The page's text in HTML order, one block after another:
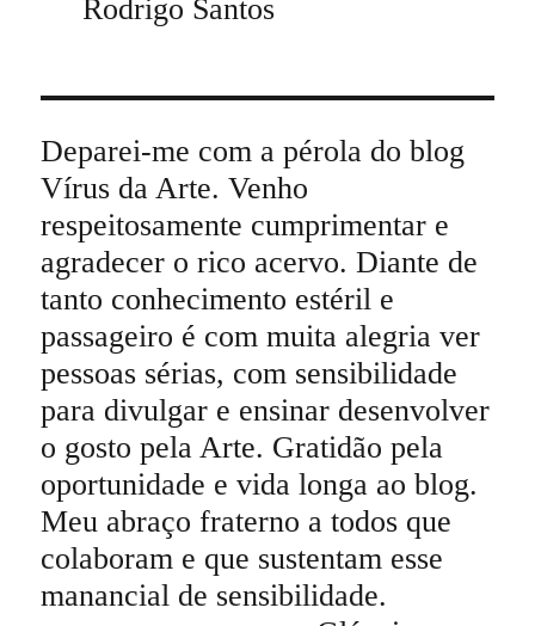
Rodrigo Santos
Deparei-me com a pérola do blog
Vírus da Arte. Venho
respeitosamente cumprimentar e
agradecer o rico acervo. Diante de
tanto conhecimento estéril e
passageiro é com muita alegria ver
pessoas sérias, com sensibilidade
para divulgar e ensinar desenvolver
o gosto pela Arte. Gratidão pela
oportunidade e vida longa ao blog.
Meu abraço fraterno a todos que
colaboram e que sustentam esse
manancial de sensibilidade.